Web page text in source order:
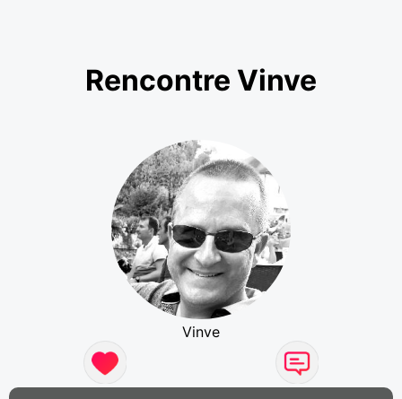
Rencontre Vinve
Vinve